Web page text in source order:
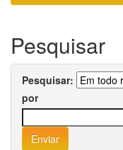
Pesquisar
Pesquisar:
por